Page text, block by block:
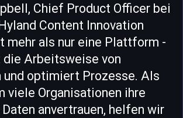
Chief Product Officer bei
Content Innovation
mehr als nur eine Plattform -
die Arbeitsweise von
und optimiert Prozesse. Als
viele Organisationen ihre
anvertrauen, helfen wir